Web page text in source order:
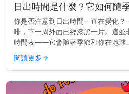
日出時間是什麼？它如何隨
你是否注意到日出時間一直在變化？
啡，下一周外面已經漆黑一片。這並
時間表——它會隨著季節和你在地球
可以幫助你更好地規劃早晨的時間，
步，還是想準時送孩子...
閱讀更多→